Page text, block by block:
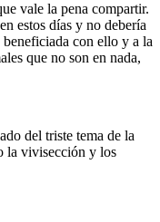
vale la pena compartir.
estos días y no debería
con ello y a la
que no son en nada,
del triste tema de la
la vivisección y los